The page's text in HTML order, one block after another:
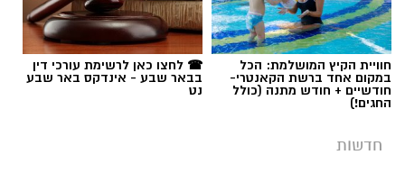
החגים!)
חדשות
בנערים בפארק בב''ש